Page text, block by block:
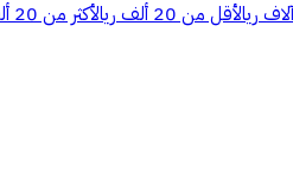
أقل من 20 ألف ريال
أكثر من 20 ألف ريال